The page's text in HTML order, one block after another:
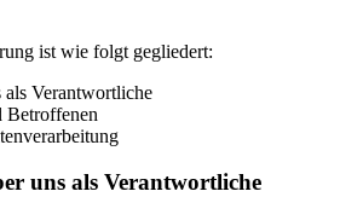
ist wie folgt gegliedert:
Verantwortliche
Betroffenen
uns als Verantwortliche